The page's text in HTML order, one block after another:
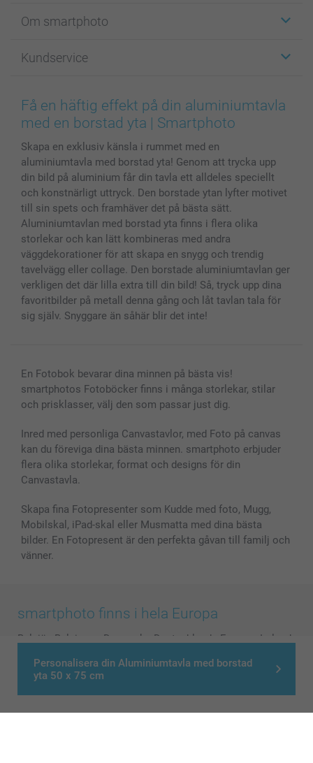
Personalisera din Aluminiumtavla med borstad
yta 50 x 75 cm
Fotokort
Fotoböcker
Bilder, Fotoförstoring & Fotohäften
Skal till Mobil & Surfplatta
Fotoalmanackor & Fotoagenda
Fotoramar & Tillbehör
Presentkort
Alla fotoprodukter
Om smartphoto
För affiliates
Cookie Policy
Sitemap
Investor Relations
Kundservice
smartgaranti
smartbonus
Status på beställningar
Få en häftig effekt på din aluminiumtavla
med en borstad yta | Smartphoto
Skapa en exklusiv känsla i rummet med en
aluminiumtavla med borstad yta! Genom att trycka upp
din bild på aluminium får din tavla ett alldeles speciellt
och konstnärligt uttryck. Den borstade ytan lyfter motivet
till sin spets och framhäver det på bästa sätt.
Aluminiumtavlan med borstad yta finns i flera olika
storlekar och kan lätt kombineras med andra
väggdekorationer för att skapa en snygg och trendig
tavelvägg eller collage. Den borstade aluminiumtavlan ger
verkligen det där lilla extra till din bild! Så, tryck upp dina
favoritbilder på metall denna gång och låt tavlan tala för
sig själv. Snyggare än såhär blir det inte!
En Fotobok bevarar dina minnen på bästa vis!
smartphotos Fotoböcker finns i många storlekar, stilar
och prisklasser, välj den som passar just dig.
Inred med personliga Canvastavlor, med Foto på canvas
kan du föreviga dina bästa minnen. smartphoto erbjuder
flera olika storlekar, format och designs för din
Canvastavla.
Skapa fina Fotopresenter som Kudde med foto, Mugg,
Mobilskal, iPad-skal eller Musmatta med dina bästa
bilder. En Fotopresent är den perfekta gåvan till familj och
vänner.
smartphoto finns i hela Europa
België Belgique Danmark Deutschland France
Ireland
Nederland - Norge Österreich - Schweiz - Suisse
Switzerland - Suomi